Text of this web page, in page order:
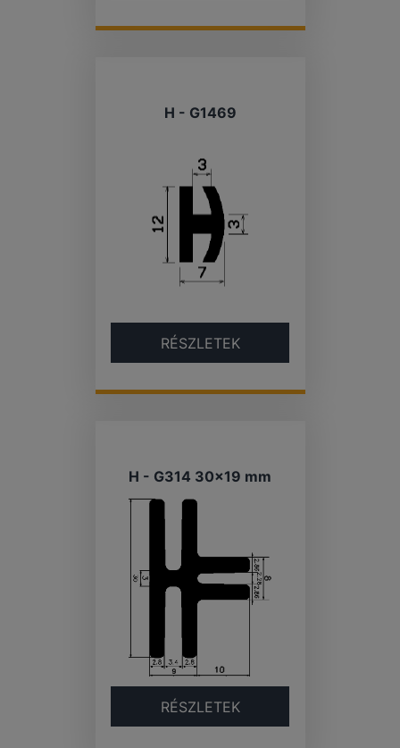
H - G1469
RÉSZLETEK
H - G314 30×19 mm
RÉSZLETEK